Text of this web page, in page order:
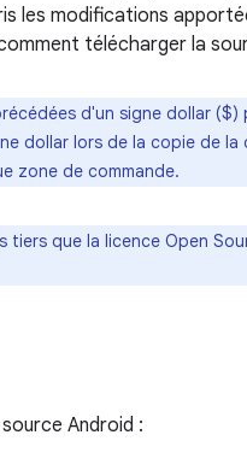
les modifications
télécharger la
d'un signe dollar ($)
dollar lors de la copie de la
zone de commande.
que la licence Open
Android :